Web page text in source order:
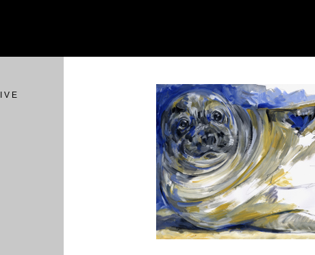
V E